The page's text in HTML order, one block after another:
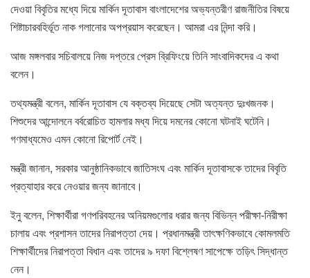
দেওয়া বিবৃতির মধ্যে দিয়ে মার্কিন দূতাবাস বাংলাদেশের অভ্যন্তরীণ রাজনীতির বিষয়ে
শিষ্টাচারবহির্ভূত নাক গলানোর অপপ্রয়াস করেছেন। আমরা এর নিন্দা করি।
আজ মঙ্গলবার সচিবালয়ে নিজ দপ্তরে প্রেস ব্রিফিংয়ে তিনি সাংবাদিকদের এ কথা
বলেন।
তথ্যমন্ত্রী বলেন, মার্কিন দূতাবাস যে বক্তব্য দিয়েছে সেটা অত্যন্ত দুঃখজনক।
শিশুদের আন্দোলনে বর্বরোচিত হামলার মধ্য দিয়ে দমনের কোনো ঘটনাই ঘটেনি।
গণমাধ্যমেও এমন কোনো রিপোর্ট নেই।
মন্ত্রী জানান, সরকার আনুষ্ঠানিকভাবে জাতিসংঘ এবং মার্কিন দূতাবাসকে তাদের বিবৃতি
প্রত্যাহার করে নেওয়ার জন্য জানাবে।
ইনু বলেন, শিক্ষার্থীরা গণপরিবহনের অনিয়মগুলোর ধরার জন্য বিভিন্ন পরীক্ষা-নিরীক্ষা
চালায় এবং প্রশাসন তাদের নিরাপত্তা দেয়। প্রধানমন্ত্রী তাৎক্ষণিকভাবে কোমলমতি
শিক্ষার্থীদের নিরাপত্তা বিধান এবং তাদের ৯ দফা বিশ্লেষণ সাপেক্ষে তড়িৎ সিদ্ধান্ত
নেন।